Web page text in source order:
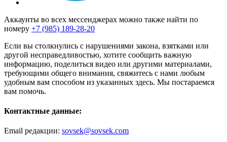
Аккаунты во всех мессенджерах можно также найти по
номеру +7 (985) 189-28-20
Если вы столкнулись с нарушениями закона, взятками или
другой несправедливостью, хотите сообщить важную
информацию, поделиться видео или другими материалами,
требующими общего внимания, свяжитесь с нами любым
удобным вам способом из указанных здесь. Мы постараемся
вам помочь.
Контактные данные:
Email редакции: sovsek@sovsek.com